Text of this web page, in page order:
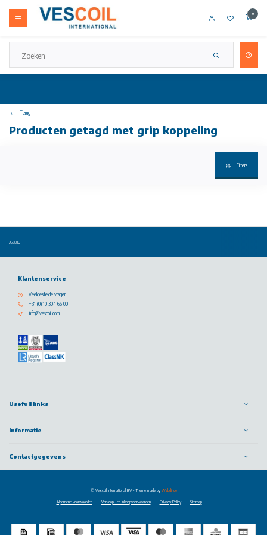
0
Terug
Producten getagd met grip koppeling
Filters
Klantenservice
Veelgestelde vragen
+31 (0) 10 304 66 00
info@vescoil.com
Usefull links
Informatie
Contactgegevens
Algemene voorwaarden Verkoop- en inkoopvoorwaarden Privacy Policy Sitemap
© Vescoil International BV - Theme made byWebdinge